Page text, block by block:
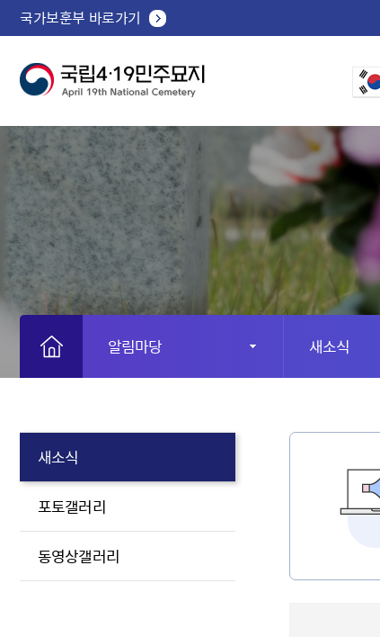
국가보훈부 바로가기
알림마당 새소식
새소식
포토갤러리
동영상갤러리